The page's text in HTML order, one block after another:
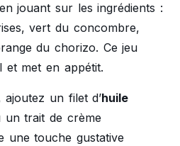
jouant sur les ingrédients :
vert du concombre,
du chorizo. Ce jeu
et met en appétit.
un filet d’huile
trait de crème
une touche gustative